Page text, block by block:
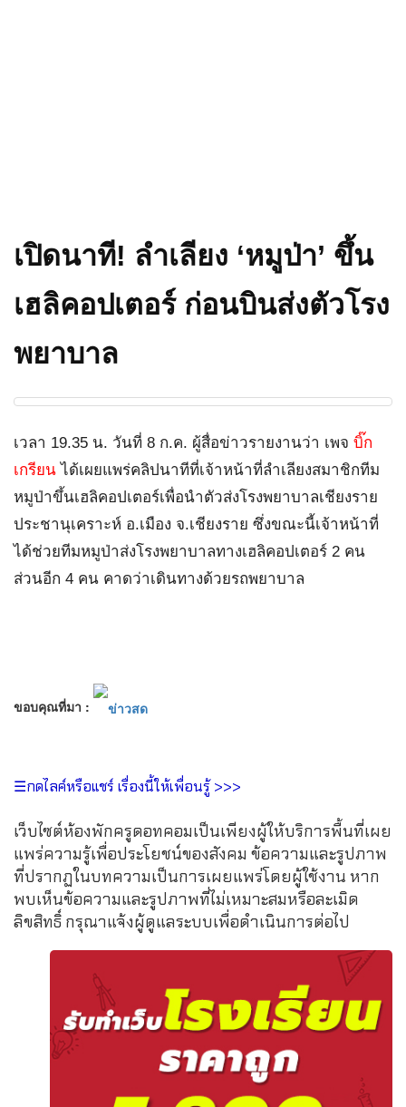
เปิดนาที! ลำเลียง ‘หมูป่า’ ขึ้น
เฮลิคอปเตอร์ ก่อนบินส่งตัวโรง
พยาบาล
เวลา 19.35 น. วันที่ 8 ก.ค. ผู้สื่อข่าวรายงานว่า เพจ บิ๊ก
เกรียน ได้เผยแพร่คลิปนาทีที่เจ้าหน้าที่ลำเลียงสมาชิกทีม
หมูป่าขึ้นเฮลิคอปเตอร์เพื่อนำตัวส่งโรงพยาบาลเชียงราย
ประชานุเคราะห์ อ.เมือง จ.เชียงราย ซึ่งขณะนี้เจ้าหน้าที่
ได้ช่วยทีมหมูป่าส่งโรงพยาบาลทางเฮลิคอปเตอร์ 2 คน
ส่วนอีก 4 คน คาดว่าเดินทางด้วยรถพยาบาล
ขอบคุณที่มา :
☰กดไลค์หรือแชร์ เรื่องนี้ให้เพื่อนรู้ >>>
เว็บไซต์ห้องพักครูดอทคอมเป็นเพียงผู้ให้บริการพื้นที่เผย
แพร่ความรู้เพื่อประโยชน์ของสังคม ข้อความและรูปภาพ
ที่ปรากฏในบทความเป็นการเผยแพร่โดยผู้ใช้งาน หาก
พบเห็นข้อความและรูปภาพที่ไม่เหมาะสมหรือละเมิด
ลิขสิทธิ์ กรุณาแจ้งผู้ดูแลระบบเพื่อดำเนินการต่อไป